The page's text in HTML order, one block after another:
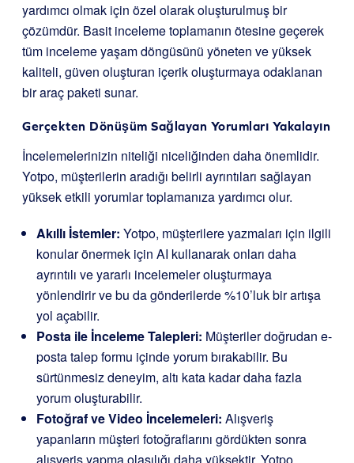
yardımcı olmak için özel olarak oluşturulmuş bir
çözümdür. Basit inceleme toplamanın ötesine geçerek
tüm inceleme yaşam döngüsünü yöneten ve yüksek
kaliteli, güven oluşturan içerik oluşturmaya odaklanan
bir araç paketi sunar.
Gerçekten Dönüşüm Sağlayan Yorumları Yakalayın
İncelemelerinizin niteliği niceliğinden daha önemlidir.
Yotpo, müşterilerin aradığı belirli ayrıntıları sağlayan
yüksek etkili yorumlar toplamanıza yardımcı olur.
Akıllı İstemler: Yotpo, müşterilere yazmaları için ilgili
konular önermek için AI kullanarak onları daha
ayrıntılı ve yararlı incelemeler oluşturmaya
yönlendirir ve bu da gönderilerde %10’luk bir artışa
yol açabilir.
Posta ile İnceleme Talepleri: Müşteriler doğrudan e-
posta talep formu içinde yorum bırakabilir. Bu
sürtünmesiz deneyim, altı kata kadar daha fazla
yorum oluşturabilir.
Fotoğraf ve Video İncelemeleri: Alışveriş
yapanların müşteri fotoğraflarını gördükten sonra